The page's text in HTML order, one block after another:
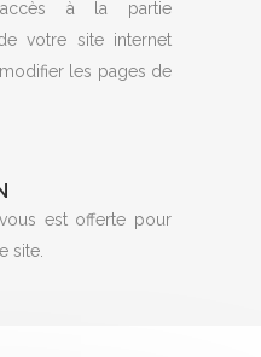
à la partie
votre site internet
les pages de
est offerte pour
site.